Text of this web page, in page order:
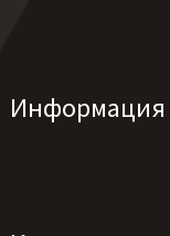
Информация